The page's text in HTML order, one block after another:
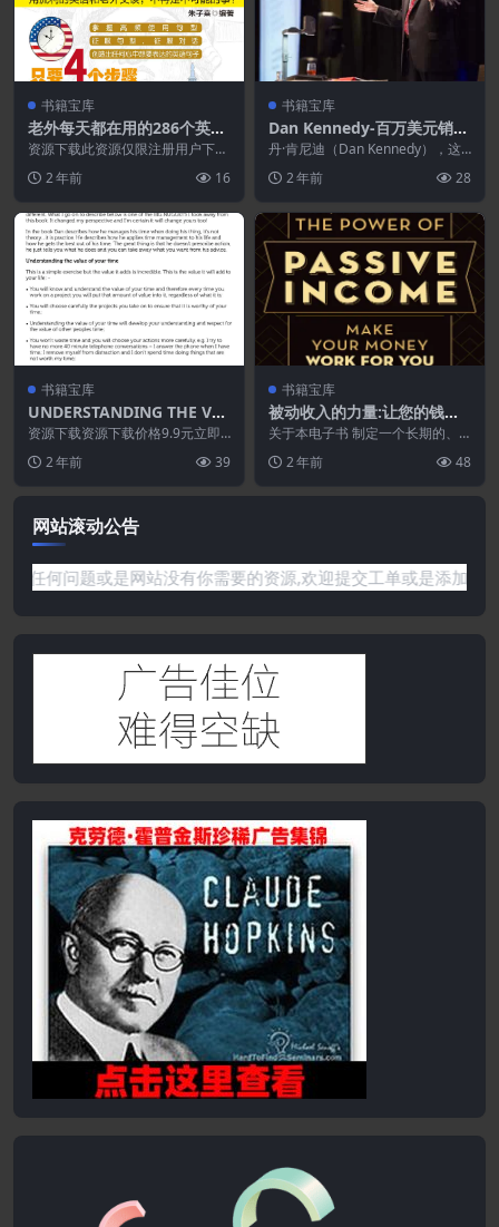
书籍宝库
老外每天都在用的286个英语
关键句型.PDF
资源下载此资源仅限注册用户下
保证所有资源永久更新资...
2 年前 16
书籍宝库
Dan Kennedy-百万美元销售
信
丹·肯尼迪（Dan Kennedy），这
信”的集合...
2 年前 28
书籍宝库
UNDERSTANDING THE VAL
UE OF YOUR TIME[了解时
间的价值]
资源下载资源下载价格9.9元立即
资源永久更新资源!...
2 年前 39
书籍宝库
被动收入的力量:让您的钱为
您服务.PDF
关于本电子书 制定一个长期的、
脱办公室隔间 Ent...
2 年前 48
网站滚动公告
!如果遇到任何问题或是网站没有你需要的资源,欢迎提交工单或